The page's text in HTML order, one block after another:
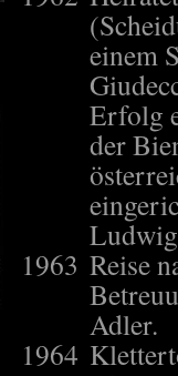
einem
Erfolg
der
1963 Reise
Adler.
1964